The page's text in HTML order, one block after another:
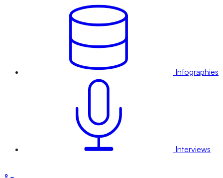
Infographies
Interviews